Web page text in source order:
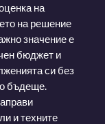
на
на решение
значение е
бюджет и
си без
бъдеще.
и техните